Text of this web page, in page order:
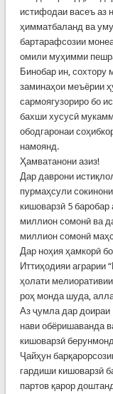
истифодаи васеъ аз
ҳимматбаланд ва
бартарафсозии
омили муҳимми
Бинобар ин, сохтору
заминаҳои меъёрии
сармоягузориро бо
бахши хусусӣ
ободгаронаи
намоянд.
Ҳамватанони азиз!
Дар даврони
пурмаҳсули
кишоварзӣ 5
миллион сомонӣ ва
миллион сомонӣ
Дар ноҳия ҳамкорӣ
Иттиҳодияи аграрии
ҳолати
роҳ монда шуда,
Аз ҷумла дар доираи
нави обёришаванда
кишоварзӣ
Ҷайҳун
гардиши кишоварзӣ
партов қарор